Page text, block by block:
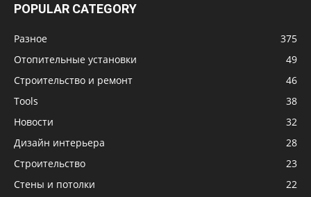
POPULAR CATEGORY
Разное
375
Отопительные установки
49
Строительство и ремонт
46
Tools
38
Новости
32
Дизайн интерьера
28
Строительство
23
Стены и потолки
22